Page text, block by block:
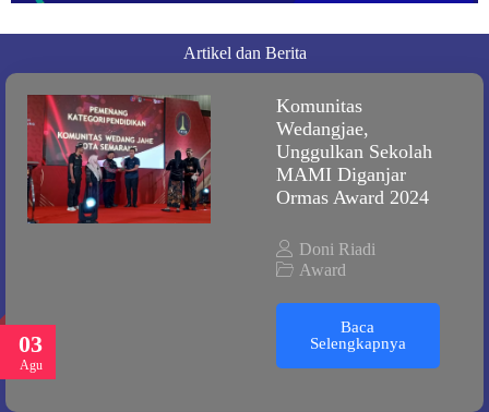
Artikel dan Berita
03
Agu
Komunitas
Wedangjae,
Unggulkan Sekolah
MAMI Diganjar
Ormas Award 2024
Doni Riadi
Award
Baca
Selengkapnya